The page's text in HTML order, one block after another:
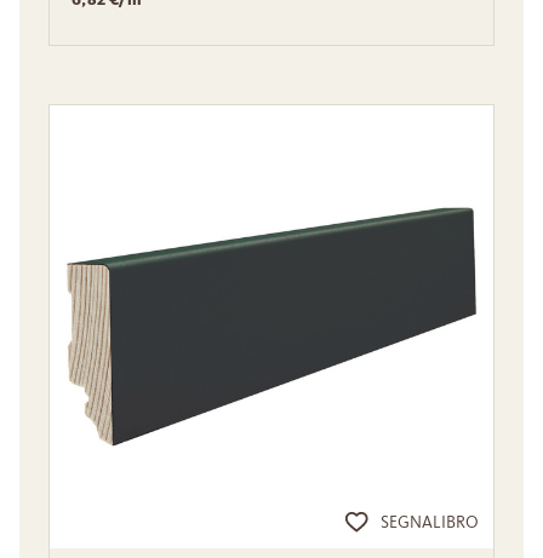
SEGNALIBRO